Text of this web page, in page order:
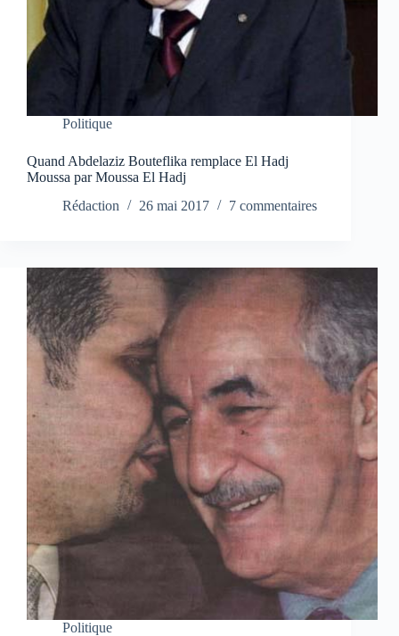
Politique
Quand Abdelaziz Bouteflika remplace El Hadj
Moussa par Moussa El Hadj
Rédaction
26 mai 2017 7 commentaires
Politique